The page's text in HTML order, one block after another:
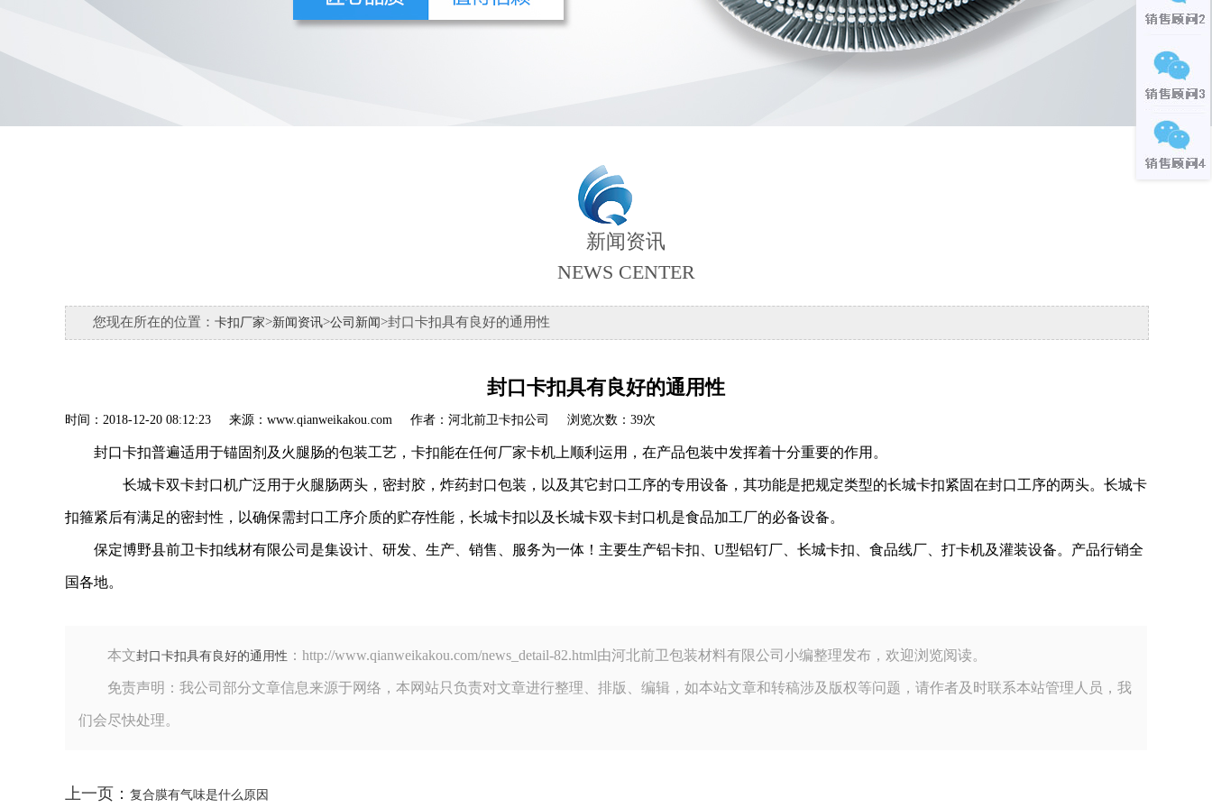
新闻资讯
NEWS CENTER
您现在所在的位置： 卡扣厂家>新闻资讯>公司新闻>封口卡扣具有良好的通用性
封口卡扣具有良好的通用性
时间：2018-12-20 08:12:23 来源：www.qianweikakou.com 作者：河北前卫卡扣公司 浏览次数：39次
封口卡扣普遍适用于锚固剂及火腿肠的包装工艺，卡扣能在任何厂家卡机上顺利运用，在产品包装中发挥着十分重要的作用。
长城卡双卡封口机广泛用于火腿肠两头，密封胶，炸药封口包装，以及其它封口工序的专用设备，其功能是把规定类型的长城卡扣紧固在封口工序的两头。长城卡
扣箍紧后有满足的密封性，以确保需封口工序介质的贮存性能，长城卡扣以及长城卡双卡封口机是食品加工厂的必备设备。
保定博野县前卫卡扣线材有限公司是集设计、研发、生产、销售、服务为一体！主要生产铝卡扣、U型铝钉厂、长城卡扣、食品线厂、打卡机及灌装设备。产品行销全
国各地。
本文封口卡扣具有良好的通用性 ：http://www.qianweikakou.com/news_detail-82.html由河北前卫包装材料有限公司小编整理发布，欢迎浏览阅读。
免责声明：我公司部分文章信息来源于网络，本网站只负责对文章进行整理、排版、编辑，如本站文章和转稿涉及版权等问题，请作者及时联系本站管理人员，我
们会尽快处理。
上一页： 复合膜有气味是什么原因